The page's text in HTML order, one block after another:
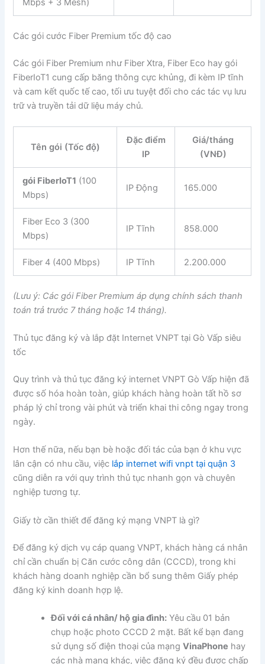
Mbps + 3 Mesh)
Các gói cước Fiber Premium tốc độ cao
Các gói Fiber Premium như Fiber Xtra, Fiber Eco hay gói
FiberIoT1 cung cấp băng thông cực khủng, đi kèm IP tĩnh
và cam kết quốc tế cao, tối ưu tuyệt đối cho các tác vụ lưu
trữ và truyền tải dữ liệu máy chủ.
Tên gói (Tốc độ)
Đặc điểm
IP
Giá/tháng
(VNĐ)
gói FiberIoT1 (100
Mbps)
IP Động 165.000
Fiber Eco 3 (300
Mbps)
IP Tĩnh 858.000
Fiber 4 (400 Mbps) IP Tĩnh 2.200.000
(Lưu ý: Các gói Fiber Premium áp dụng chính sách thanh
toán trả trước 7 tháng hoặc 14 tháng).
Thủ tục đăng ký và lắp đặt Internet VNPT tại Gò Vấp siêu
tốc
Quy trình và thủ tục đăng ký internet VNPT Gò Vấp hiện đã
được số hóa hoàn toàn, giúp khách hàng hoàn tất hồ sơ
pháp lý chỉ trong vài phút và triển khai thi công ngay trong
ngày.
Hơn thế nữa, nếu bạn bè hoặc đối tác của bạn ở khu vực
lân cận có nhu cầu, việc lắp internet wifi vnpt tại quận 3
cũng diễn ra với quy trình thủ tục nhanh gọn và chuyên
nghiệp tương tự.
Giấy tờ cần thiết để đăng ký mạng VNPT là gì?
Để đăng ký dịch vụ cáp quang VNPT, khách hàng cá nhân
chỉ cần chuẩn bị Căn cước công dân (CCCD), trong khi
khách hàng doanh nghiệp cần bổ sung thêm Giấy phép
đăng ký kinh doanh hợp lệ.
Đối với cá nhân/ hộ gia đình: Yêu cầu 01 bản
chụp hoặc photo CCCD 2 mặt. Bất kể bạn đang
sử dụng số điện thoại của mạngVinaPhone hay
các nhà mạng khác, việc đăng ký đều được chấp